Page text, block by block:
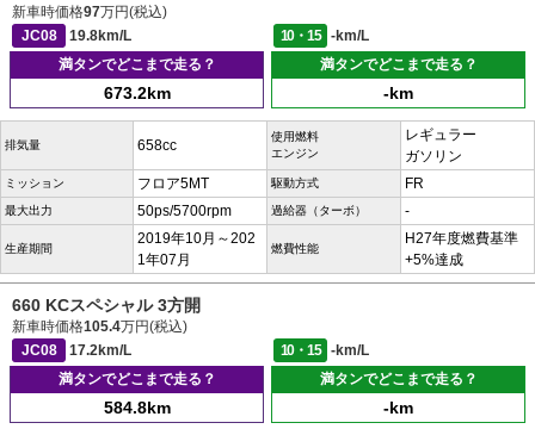
新車時価格97万円(税込)
JC08
19.8km/L 10・15
-km/L
満タンでどこまで走る？
673.2km
満タンでどこまで走る？
-km
排気量 658cc
使用燃料
エンジン
レギュラー
ガソリン
ミッション フロア5MT 駆動方式 FR
最大出力 50ps/5700rpm 過給器（ターボ） -
生産期間
2019年10月～202
1年07月
燃費性能
H27年度燃費基準
+5%達成
660 KCスペシャル 3方開
新車時価格105.4万円(税込)
JC08
17.2km/L 10・15
-km/L
満タンでどこまで走る？
584.8km
満タンでどこまで走る？
-km